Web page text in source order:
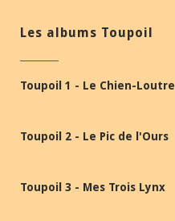
Les albums Toupoil
Toupoil 1 - Le Chien-Loutre
Toupoil 2 - Le Pic de l'Ours
Toupoil 3 - Mes Trois Lynx